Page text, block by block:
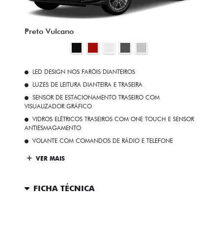
Preto Vulcano
LED DESIGN NOS FARÓIS DIANTEIROS
LUZES DE LEITURA DIANTEIRA E TRASEIRA
SENSOR DE ESTACIONAMENTO TRASEIRO COM
VISUALIZADOR GRÁFICO
VIDROS ELÉTRICOS TRASEIROS COM ONE TOUCH E SENSOR
ANTIESMAGAMENTO
VOLANTE COM COMANDOS DE RÁDIO E TELEFONE
VER MAIS
FICHA TÉCNICA